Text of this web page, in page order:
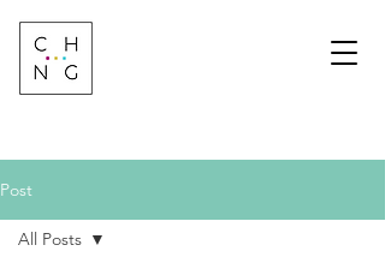
Post
All Posts